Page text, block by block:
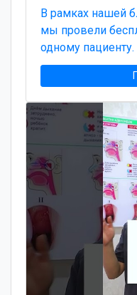
В рамках нашей
мы провели
одному пациенту.